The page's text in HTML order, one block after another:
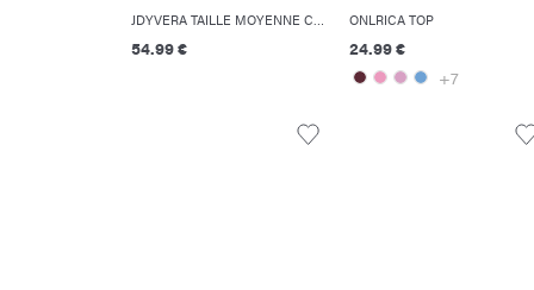
JDYVERA TAILLE MOYENNE CROPPED FIT JEANS
54.99 €
ONLRICA TOP
24.99 €
+7